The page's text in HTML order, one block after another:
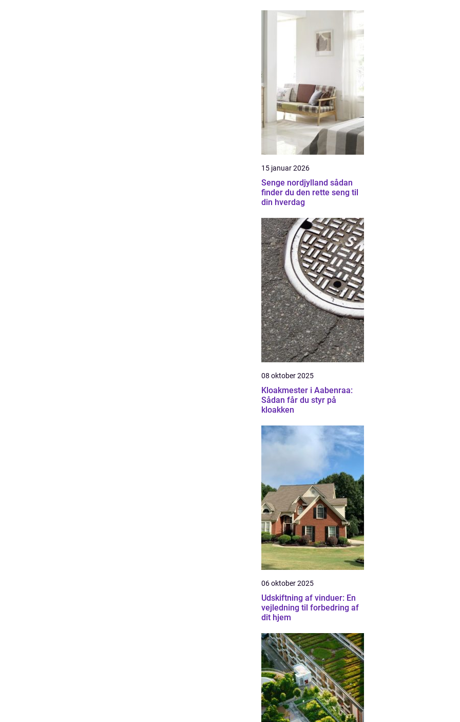
15 januar 2026
Senge nordjylland sådan
finder du den rette seng til
din hverdag
08 oktober 2025
Kloakmester i Aabenraa:
Sådan får du styr på
kloakken
06 oktober 2025
Udskiftning af vinduer: En
vejledning til forbedring af
dit hjem